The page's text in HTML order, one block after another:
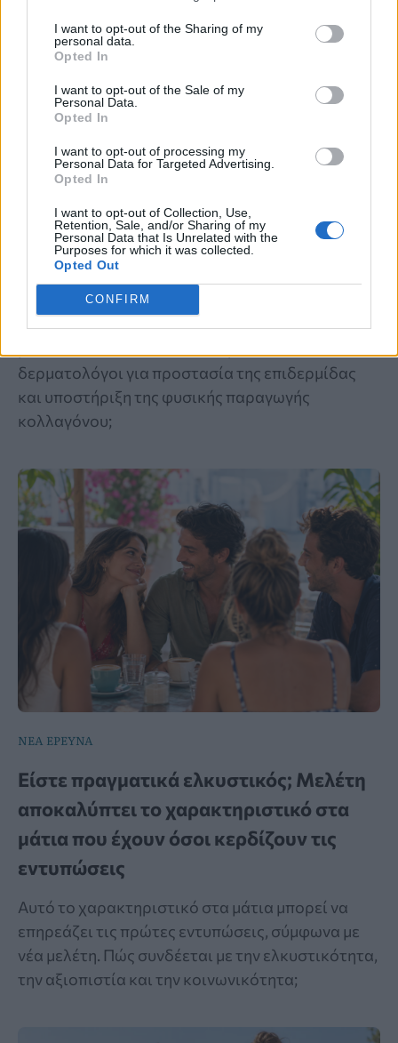
I want to opt-out of the Sharing of my
personal data.
Opted In
I want to opt-out of the Sale of my
Personal Data.
Opted In
I want to opt-out of processing my
Personal Data for Targeted Advertising.
Opted In
I want to opt-out of Collection, Use,
Retention, Sale, and/or Sharing of my
Personal Data that Is Unrelated with the
Purposes for which it was collected.
Opted Out
CONFIRM
ΣΥΜΒΟΥΛΕΣ ΕΙΔΙΚΩΝ
Απώλεια κολλαγόνου μετά τα 35: Η
ρουτίνα περιποίησης προσώπου που
ακολουθούν οι celebrities
Μετά τα 35, η φυσική παραγωγή κολλαγόνου
δερματολόγοι για προστασία της επιδερμίδας
και υποστήριξη της φυσικής παραγωγής
κολλαγόνου;
ΝΕΑ ΕΡΕΥΝΑ
Είστε πραγματικά ελκυστικός; Μελέτη
αποκαλύπτει το χαρακτηριστικό στα
μάτια που έχουν όσοι κερδίζουν τις
εντυπώσεις
Αυτό το χαρακτηριστικό στα μάτια μπορεί να
επηρεάζει τις πρώτες εντυπώσεις, σύμφωνα με
νέα μελέτη. Πώς συνδέεται με την ελκυστικότητα,
την αξιοπιστία και την κοινωνικότητα;